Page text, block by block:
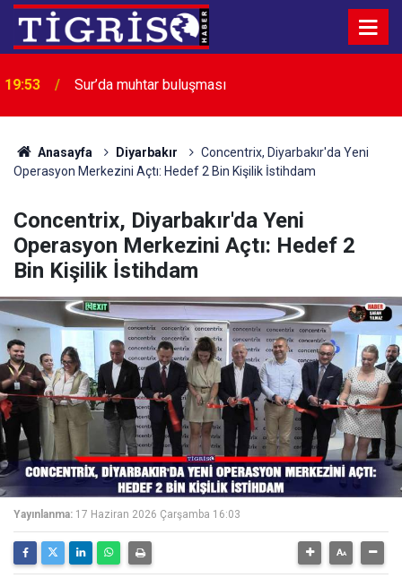
19:50
Hekimoğlu’na ziyaret
Anasayfa Diyarbakır
Concentrix, Diyarbakır'da Yeni
Operasyon Merkezini Açtı: Hedef 2 Bin Kişilik İstihdam
Concentrix, Diyarbakır'da Yeni
Operasyon Merkezini Açtı: Hedef 2
Bin Kişilik İstihdam
Yayınlanma: 17 Haziran 2026 Çarşamba 16:03